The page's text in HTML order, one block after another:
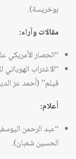
بوخريسة).
مقالات وآراء:
“الحصار الأمريكي
“الاغتراب
فيلم” (أحمد عز
أعلام:
“عبد الرحمن
الحسين شعبان).